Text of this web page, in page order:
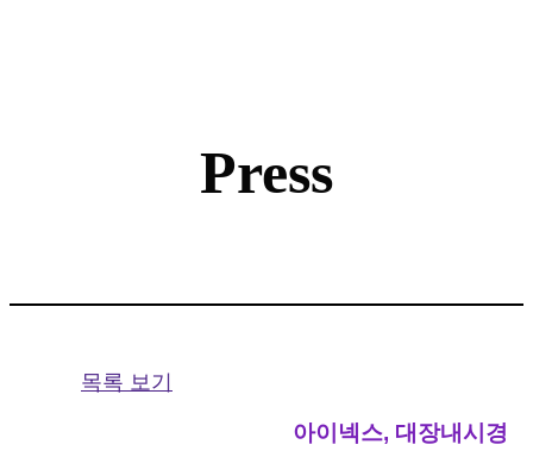
Press
목록 보기
아이넥스, 대장내시경